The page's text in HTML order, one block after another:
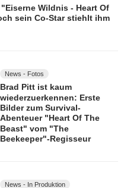
Wildnis - Heart Of
sein Co-Star stiehlt ihm
News - Fotos
Brad Pitt ist kaum
wiederzuerkennen: Erste
Bilder zum Survival-
Abenteuer "Heart Of The
Beast" vom "The
Beekeeper"-Regisseur
News - In Produktion